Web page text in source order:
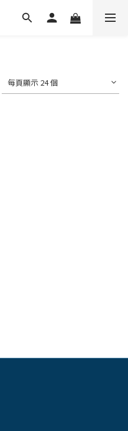
每頁顯示 24 個